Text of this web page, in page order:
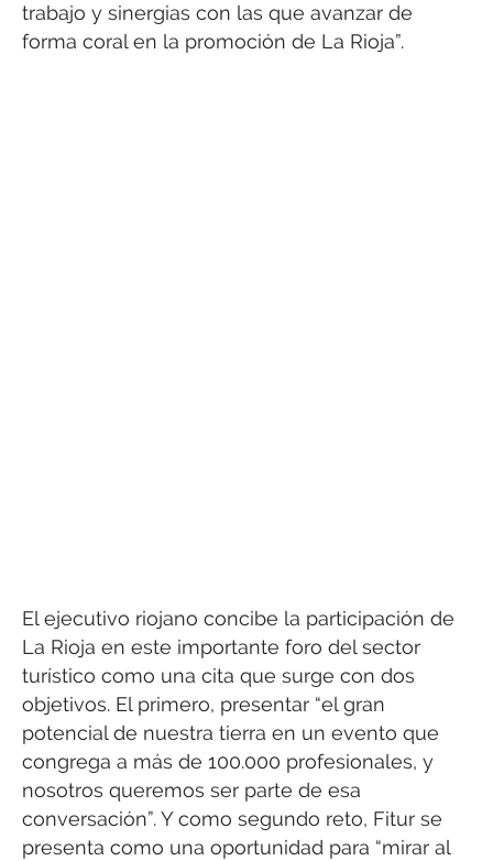
trabajo y sinergias con las que avanzar de
forma coral en la promoción de La Rioja”.
El ejecutivo riojano concibe la participación de
La Rioja en este importante foro del sector
turístico como una cita que surge con dos
objetivos. El primero, presentar “el gran
potencial de nuestra tierra en un evento que
congrega a más de 100.000 profesionales, y
nosotros queremos ser parte de esa
conversación”. Y como segundo reto, Fitur se
presenta como una oportunidad para “mirar al